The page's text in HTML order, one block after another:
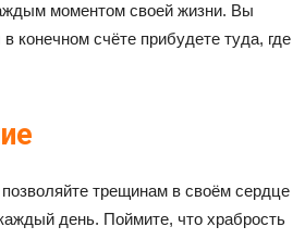
моментом своей жизни. Вы
конечном счёте прибудете туда, где
трещинам в своём сердце
день. Поймите, что храбрость